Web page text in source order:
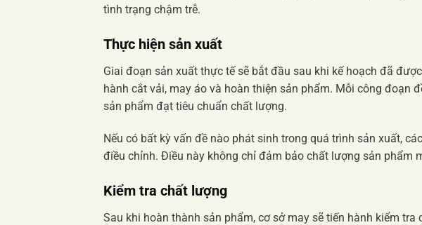
tình trạng chậm trễ.
Thực hiện sản xuất
Giai đoạn sản xuất thực tế sẽ bắt đầu sau khi kế hoạch đã
hành cắt vải, may áo và hoàn thiện sản phẩm. Mỗi công đoạn
sản phẩm đạt tiêu chuẩn chất lượng.
Nếu có bất kỳ vấn đề nào phát sinh trong quá trình sản xuất,
điều chỉnh. Điều này không chỉ đảm bảo chất lượng sản phẩm
Kiểm tra chất lượng
Sau khi hoàn thành sản phẩm, cơ sở may sẽ tiến hành kiểm